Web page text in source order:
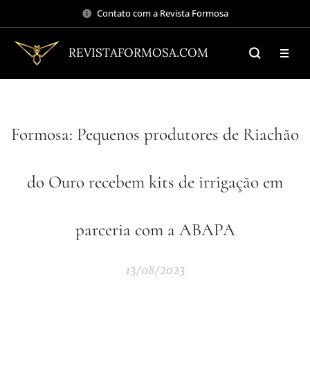
Contato com a Revista Formosa
REVISTAFORMOSA.COM
Formosa: Pequenos produtores de Riachão
do Ouro recebem kits de irrigação em
parceria com a ABAPA
13/08/2023